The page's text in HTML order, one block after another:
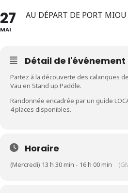
27
MAI
AU DÉPART DE PORT MIOU
Détail de l'événement
Partez à la découverte des calanques
Vau en Stand up Paddle.
Randonnée encadrée par un guide
4 places disponibles.
Horaire
(Mercredi) 13 h 30 min - 16 h 00 min